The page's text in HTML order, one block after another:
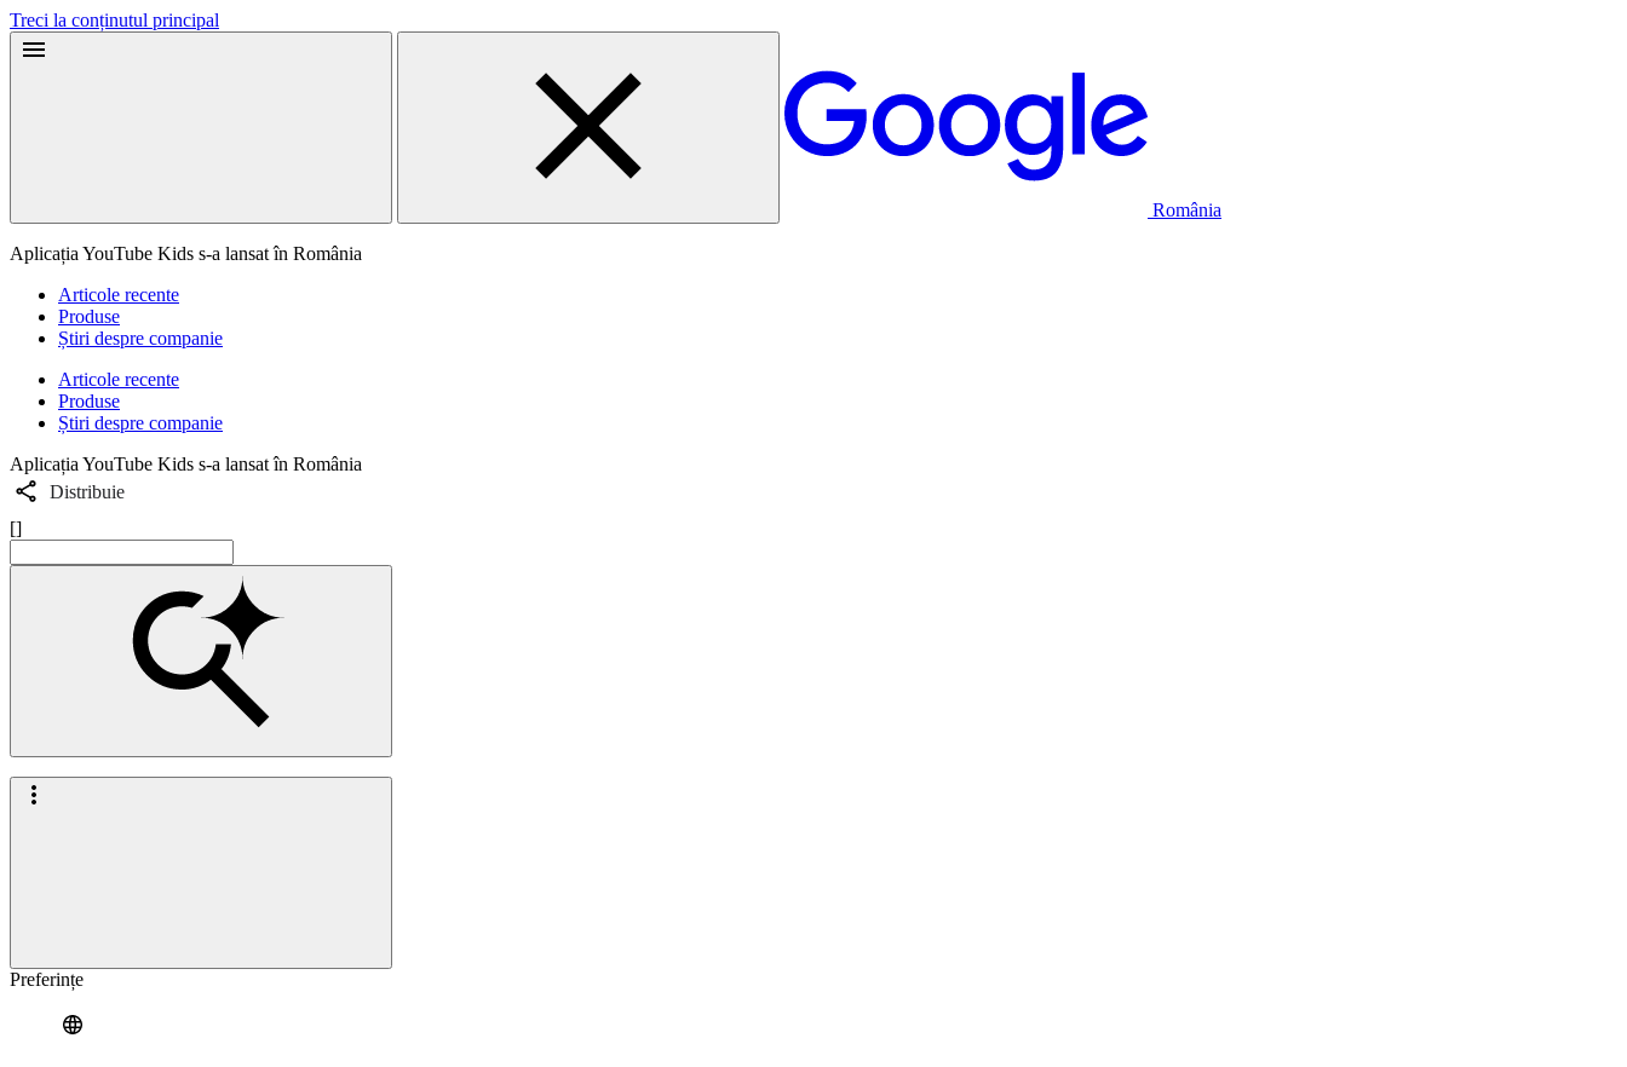
Treci la conținutul principal
România
Aplicația YouTube Kids s-a lansat în România
Articole recente
Produse
Știri despre companie
Articole recente
Produse
Știri despre companie
Aplicația YouTube Kids s-a lansat în România
Distribuie
[]
Preferințe